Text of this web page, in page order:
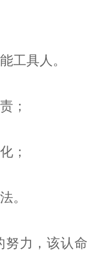
工具人。
；
；
。
努力，该认命